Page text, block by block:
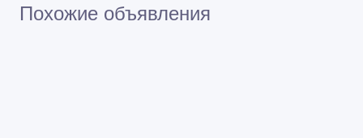
Похожие объявления